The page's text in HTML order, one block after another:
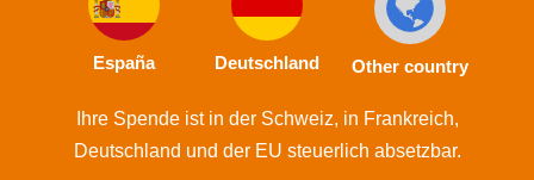
España Deutschland Other country
Ihre Spende ist in der Schweiz, in Frankreich,
Deutschland und der EU steuerlich absetzbar.